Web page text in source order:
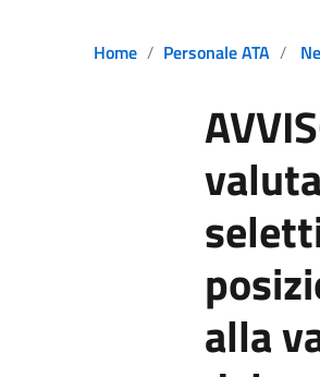
Home Personale ATA
alla